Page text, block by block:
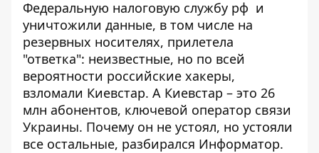
Федеральную налоговую службу рф и
уничтожили данные, в том числе на
резервных носителях, прилетела
"ответка": неизвестные, но по всей
вероятности российские хакеры,
взломали Киевстар. А Киевстар – это 26
млн абонентов, ключевой оператор связи
Украины. Почему он не устоял, но устояли
все остальные, разбирался Информатор.